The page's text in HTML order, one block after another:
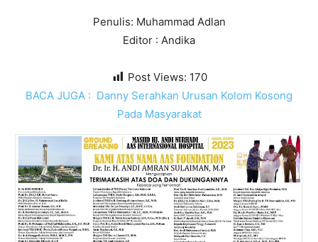
Penulis: Muhammad Adlan
Editor : Andika
Post Views: 170
BACA JUGA : Danny Serahkan Urusan Kolom Kosong
Pada Masyarakat